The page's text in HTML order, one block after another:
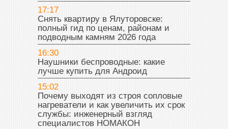
17:17
Снять квартиру в Ялуторовске:
полный гид по ценам, районам и
подводным камням 2026 года
16:30
Наушники беспроводные: какие
лучше купить для Андроид
15:02
Почему выходят из строя сопловые
нагреватели и как увеличить их срок
службы: инженерный взгляд
специалистов НОМАКОН